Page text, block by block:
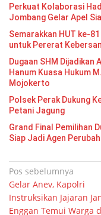
Perkuat Kolaborasi
Jombang Gelar Apel
Semarakkan HUT ke-
untuk Pererat
Dugaan SHM Dijadikan
Hanum Kuasa Hukum
Mojokerto
Polsek Perak Dukung
Petani Jagung
Grand Final Pemilihan
Siap Jadi Agen
Navigasi
pos
Pos sebelumnya
Gelar Anev, Kapolri
Instruksikan Jajaran
Enggan Temui Warga